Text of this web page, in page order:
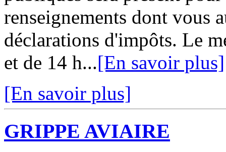
renseignements dont vous
déclarations d'impôts. Le
et de 14 h...[En savoir plus]
[En savoir plus]
GRIPPE AVIAIRE